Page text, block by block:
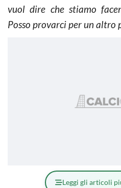
vuol dire che stiamo
Posso provarci per un altro
Leggi gli articoli